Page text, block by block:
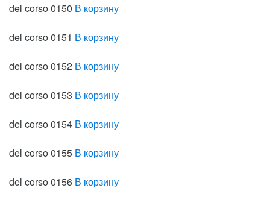
del corso 0150 В корзину
del corso 0151 В корзину
del corso 0152 В корзину
del corso 0153 В корзину
del corso 0154 В корзину
del corso 0155 В корзину
del corso 0156 В корзину